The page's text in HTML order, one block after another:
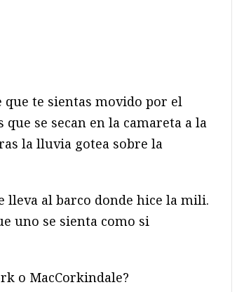
que te sientas movido por el
se secan en la camareta a la
la lluvia gotea sobre la
lleva al barco donde hice la mili.
uno se sienta como si
o MacCorkindale?